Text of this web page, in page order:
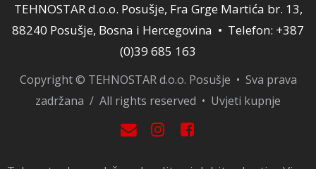
TEHNOSTAR d.o.o. Posušje, Fra Grge Martića br. 13,
88240 Posušje, Bosna i Hercegovina • Telefon: +387
(0)39 685 163
Copyright © TEHNOSTAR d.o.o. Posušje • Sva prava
zadržana / All rights reserved • Uvjeti kupnje